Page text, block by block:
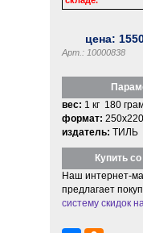
цена:
Арт.: 10000838
вес: 1 кг 180
формат:
издатель: ТИЛЬ
Купить
Наш интернет-
предлагает
систему скидок